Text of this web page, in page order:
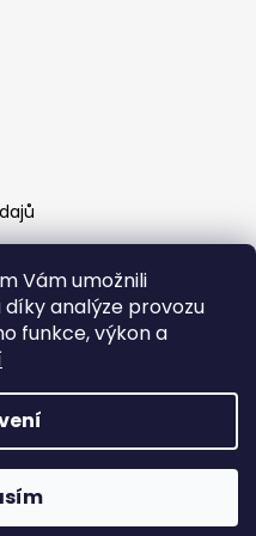
Vám umožnili
analýze provozu
funkce, výkon a
práva vyhrazena.
prodávající povinen
je povinen
daně online; v případě